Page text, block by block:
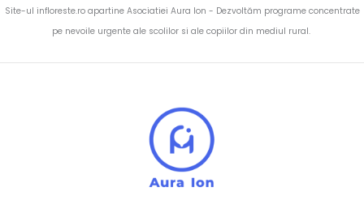
Site-ul infloreste.ro apartine Asociatiei Aura Ion - Dezvoltăm programe concentrate
pe nevoile urgente ale scolilor si ale copiilor din mediul rural.